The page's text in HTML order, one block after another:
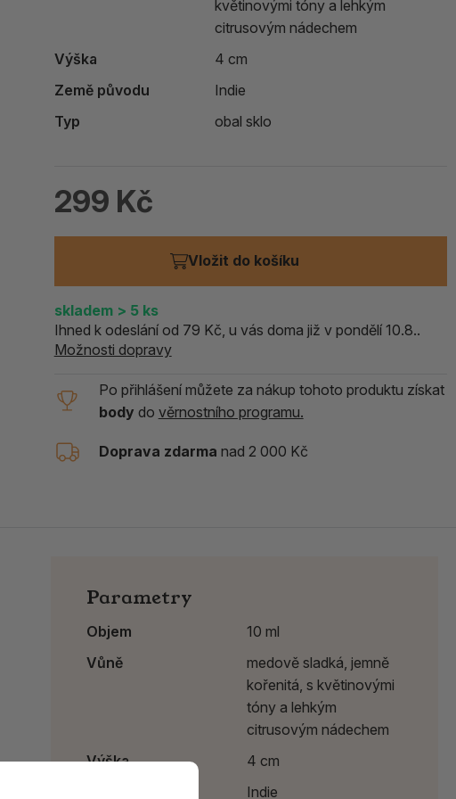
ALOE PRAVÁ (Aloe vera)
119 Kč
skladem > 5 ks
květinovými tóny a lehkým
citrusovým nádechem
Výška
4 cm
Země původu
Indie
Typ
obal sklo
299 Kč
Vložit do košíku
skladem> 5 ks
Ihned k odeslání od 79 Kč, u vás doma již v pondělí 10.8..
Možnosti dopravy
Po přihlášení můžete za nákup tohoto produktu získat
body do věrnostního programu.
Doprava zdarma nad 2 000 Kč
Parametry
Objem
10 ml
Vůně
medově sladká, jemně
kořenitá, s květinovými
tóny a lehkým
citrusovým nádechem
Výška
4 cm
Indie